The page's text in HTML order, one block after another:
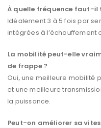
À quelle fréquence faut-il
Idéalement 3 à 5 fois par
intégrées à l’échauffement
La mobilité peut-elle
de frappe ?
Oui, une meilleure mobilité
et une meilleure
la puissance.
Peut-on améliorer sa